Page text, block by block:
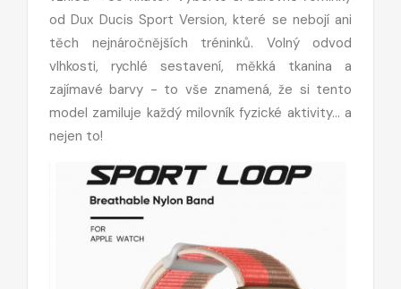
od Dux Ducis Sport Version, které se nebojí ani
těch nejnáročnějších tréninků. Volný odvod
vlhkosti, rychlé sestavení, měkká tkanina a
zajímavé barvy - to vše znamená, že si tento
model zamiluje každý milovník fyzické aktivity... a
nejen to!